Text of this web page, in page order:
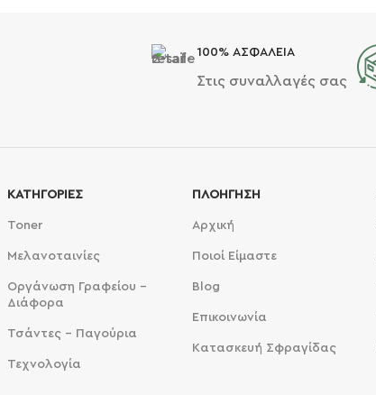
100% ΑΣΦΑΛΕΙΑ
Στις συναλλαγές σας
ΚΑΤΗΓΟΡΙΕΣ
Toner
Μελανοταινίες
Οργάνωση Γραφείου -
Διάφορα
Τσάντες - Παγούρια
Τεχνολογία
ΠΛΟΗΓΗΣΗ
Αρχική
Ποιοί Είμαστε
Blog
Επικοινωνία
Κατασκευή Σφραγίδας